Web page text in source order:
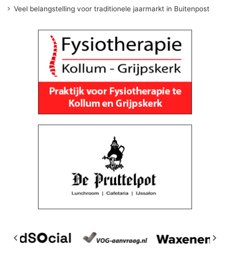
Veel belangstelling voor traditionele jaarmarkt in Buitenpost